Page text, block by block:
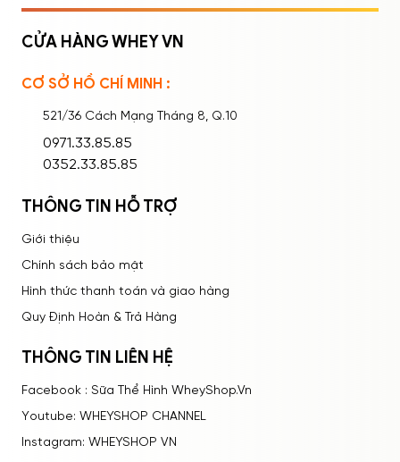
Ghi nhớ mật khẩu
CỬA HÀNG WHEY VN
CƠ SỞ HỒ CHÍ MINH :
521/36 Cách Mạng Tháng 8, Q.10
0971.33.85.85
0352.33.85.85
THÔNG TIN HỖ TRỢ
Giới thiệu
Chính sách bảo mật
Hình thức thanh toán và giao hàng
Quy Định Hoàn & Trả Hàng
THÔNG TIN LIÊN HỆ
Facebook : Sữa Thể Hình WheyShop.Vn
Youtube: WHEYSHOP CHANNEL
Instagram: WHEYSHOP VN